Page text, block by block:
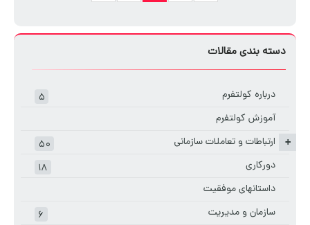
دسته بندی مقالات
درباره کولتفرم
۵
آموزش کولتفرم
+ ارتباطات و تعاملات سازمانی
۵۰
دورکاری
۱۸
داستانهای موفقیت
سازمان و مدیریت
۶